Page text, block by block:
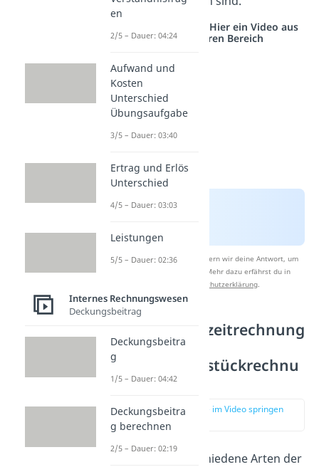
Studyflix vernetzt: Hier ein Video aus
einem anderen Bereich
Nach Beantwortung speichern wir deine Antwort, um
Studyflix zu verbessern. Mehr dazu erfährst du in
Datenschutzerklärung
Kostenträgerzeitrechnung
und
Kostenträgerstückrechnu
ng
zur Stelle im Video springen
Es gibt zwei verschiedene Arten der
en
2/5 – Dauer: 04:24
Aufwand und
Kosten
Unterschied
Übungsaufgabe
3/5 – Dauer: 03:40
Ertrag und Erlös
Unterschied
4/5 – Dauer: 03:03
Leistungen
5/5 – Dauer: 02:36
Internes Rechnungswesen
Deckungsbeitrag
Deckungsbeitra
g
1/5 – Dauer: 04:42
Deckungsbeitra
g berechnen
2/5 – Dauer: 02:19